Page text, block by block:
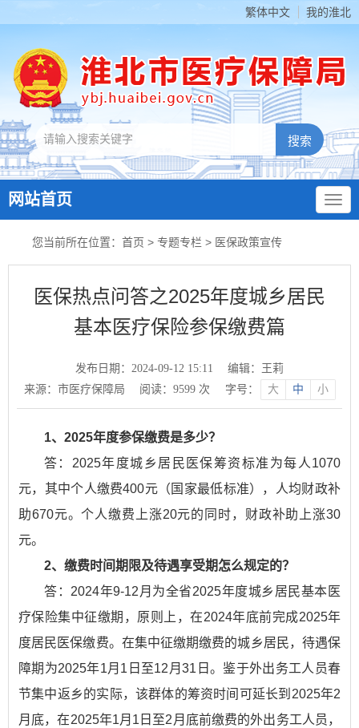
繁体中文 我的淮北
网站首页
您当前所在位置： 首页 > 专题专栏 > 医保政策宣传
医保热点问答之2025年度城乡居民
基本医疗保险参保缴费篇
发布日期：2024-09-12 15:11
编辑：王莉
来源：市医疗保障局
阅读： 9599次 字号： 大 中 小
1、2025年度参保缴费是多少？
答：2025年度城乡居民医保筹资标准为每人1070
元，其中个人缴费400元（国家最低标准），人均财政补
助670元。个人缴费上涨20元的同时，财政补助上涨30
元。
2、缴费时间期限及待遇享受期怎么规定的？
答：2024年9-12月为全省2025年度城乡居民基本医
疗保险集中征缴期，原则上，在2024年底前完成2025年
度居民医保缴费。在集中征缴期缴费的城乡居民，待遇保
障期为2025年1月1日至12月31日。鉴于外出务工人员春
节集中返乡的实际，该群体的筹资时间可延长到2025年2
月底，在2025年1月1日至2月底前缴费的外出务工人员，